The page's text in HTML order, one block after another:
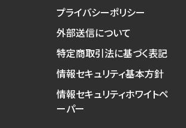
プライバシーポリシー
外部送信について
特定商取引法に基づく表記
情報セキュリティ基本方針
情報セキュリティホワイトペ
ーパー